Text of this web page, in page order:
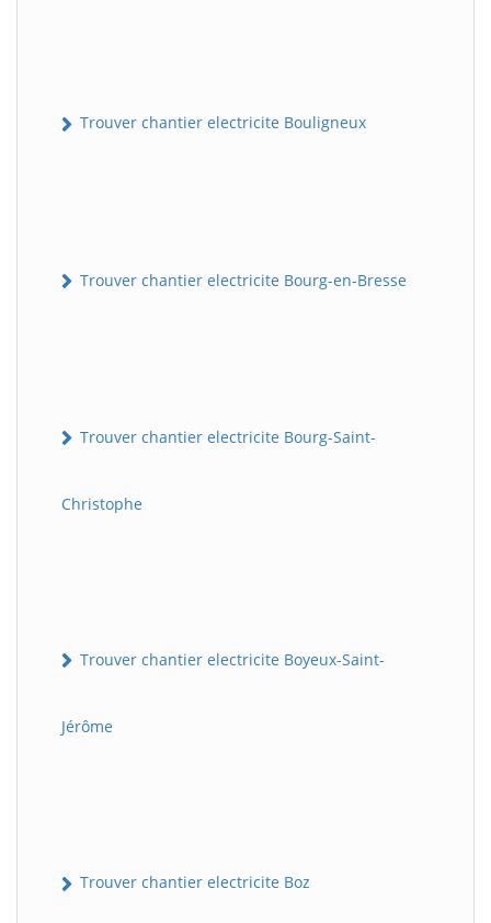
Trouver chantier electricite Bouligneux
Trouver chantier electricite Bourg-en-Bresse
Trouver chantier electricite Bourg-Saint-
Christophe
Trouver chantier electricite Boyeux-Saint-
Jérôme
Trouver chantier electricite Boz